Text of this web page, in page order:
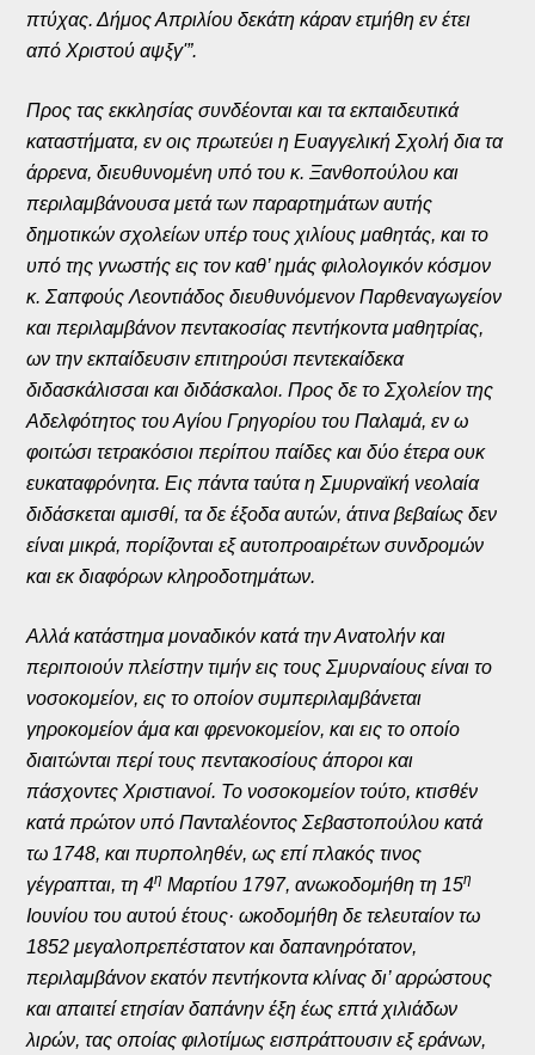
πτύχας. Δήμος Απριλίου δεκάτη κάραν ετμήθη εν έτει
από Χριστού αψξγ'”.
Προς τας εκκλησίας συνδέονται και τα εκπαιδευτικά
καταστήματα, εν οις πρωτεύει η Ευαγγελική Σχολή δια τα
άρρενα, διευθυνομένη υπό του κ. Ξανθοπούλου και
περιλαμβάνουσα μετά των παραρτημάτων αυτής
δημοτικών σχολείων υπέρ τους χιλίους μαθητάς, και το
υπό της γνωστής εις τον καθ’ ημάς φιλολογικόν κόσμον
κ. Σαπφούς Λεοντιάδος διευθυνόμενον Παρθεναγωγείον
και περιλαμβάνον πεντακοσίας πεντήκοντα μαθητρίας,
ων την εκπαίδευσιν επιτηρούσι πεντεκαίδεκα
διδασκάλισσαι και διδάσκαλοι. Προς δε το Σχολείον της
Αδελφότητος του Αγίου Γρηγορίου του Παλαμά, εν ω
φοιτώσι τετρακόσιοι περίπου παίδες και δύο έτερα ουκ
ευκαταφρόνητα. Εις πάντα ταύτα η Σμυρναϊκή νεολαία
διδάσκεται αμισθί, τα δε έξοδα αυτών, άτινα βεβαίως δεν
είναι μικρά, πορίζονται εξ αυτοπροαιρέτων συνδρομών
και εκ διαφόρων κληροδοτημάτων.
Αλλά κατάστημα μοναδικόν κατά την Ανατολήν και
περιποιούν πλείστην τιμήν εις τους Σμυρναίους είναι το
νοσοκομείον, εις το οποίον συμπεριλαμβάνεται
γηροκομείον άμα και φρενοκομείον, και εις το οποίο
διαιτώνται περί τους πεντακοσίους άποροι και
πάσχοντες Χριστιανοί. Το νοσοκομείον τούτο, κτισθέν
κατά πρώτον υπό Πανταλέοντος Σεβαστοπούλου κατά
τω 1748, και πυρποληθέν, ως επί πλακός τινος
γέγραπται, τη 4η Μαρτίου 1797, ανωκοδομήθη τη 15η
Ιουνίου του αυτού έτους· ωκοδομήθη δε τελευταίον τω
1852 μεγαλοπρεπέστατον και δαπανηρότατον,
περιλαμβάνον εκατόν πεντήκοντα κλίνας δι’ αρρώστους
και απαιτεί ετησίαν δαπάνην έξη έως επτά χιλιάδων
λιρών, τας οποίας φιλοτίμως εισπράττουσιν εξ εράνων,